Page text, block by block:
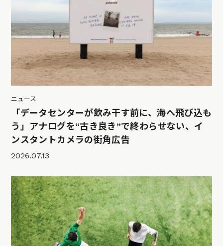
ニュース
「データセンターが飲み干す前に、海へ飛び込も
う」アナログを“古き良き”で終わらせない、イ
ンスタントカメラの街角広告
2026.07.13